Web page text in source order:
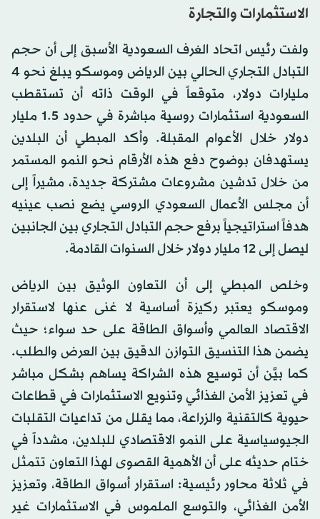
الاستثمارات والتجارة
ولفت رئيس اتحاد الغرف السعودية الأسبق إلى أن حجم
التبادل التجاري الحالي بين الرياض وموسكو يبلغ نحو 4
مليارات دولار، متوقعاً في الوقت ذاته أن تستقطب
السعودية استثمارات روسية مباشرة في حدود 1.5 مليار
دولار خلال الأعوام المقبلة. وأكد المبطي أن البلدين
يستهدفان بوضوح دفع هذه الأرقام نحو النمو المستمر
من خلال تدشين مشروعات مشتركة جديدة، مشيراً إلى
أن مجلس الأعمال السعودي الروسي يضع نصب عينيه
هدفاً استراتيجياً برفع حجم التبادل التجاري بين الجانبين
ليصل إلى 12 مليار دولار خلال السنوات القادمة.
وخلص المبطي إلى أن التعاون الوثيق بين الرياض
وموسكو يعتبر ركيزة أساسية لا غنى عنها لاستقرار
الاقتصاد العالمي وأسواق الطاقة على حد سواء؛ حيث
يضمن هذا التنسيق التوازن الدقيق بين العرض والطلب.
كما بيَّن أن توسيع هذه الشراكة يساهم بشكل مباشر
في تعزيز الأمن الغذائي وتنويع الاستثمارات في قطاعات
حيوية كالتقنية والزراعة، مما يقلل من تداعيات التقلبات
الجيوسياسية على النمو الاقتصادي للبلدين، مشدداً في
ختام حديثه على أن الأهمية القصوى لهذا التعاون تتمثل
في ثلاثة محاور رئيسية: استقرار أسواق الطاقة، وتعزيز
الأمن الغذائي، والتوسع الملموس في الاستثمارات غير